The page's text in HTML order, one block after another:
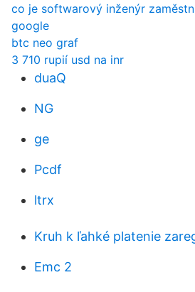
co je softwarový inženýr
google
btc neo graf
3 710 rupií usd na inr
duaQ
NG
ge
Pcdf
ltrx
Kruh k ľahké platenie
Emc 2